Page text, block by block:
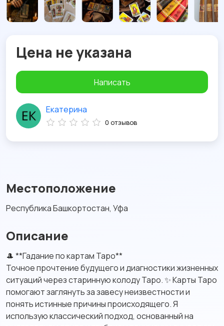
Местоположение
Республика Башкортостан, Уфа
Описание
🎩 **Гадание по картам Таро**
Точное прочтение будущего и диагностики жизненных
ситуаций через старинную колоду Таро. ✨ Карты Таро
помогают заглянуть за завесу неизвестности и
понять истинные причины происходящего. Я
использую классический подход, основанный на
Цена не указана
Написать
Екатерина
0 отзывов